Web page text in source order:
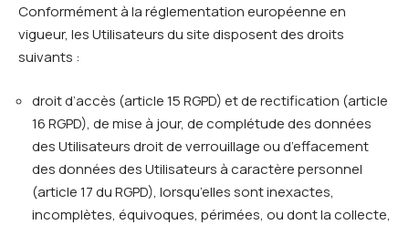
Conformément à la réglementation européenne en
vigueur, les Utilisateurs du site disposent des droits
suivants :
droit d’accès (article 15 RGPD) et de rectification (article
16 RGPD), de mise à jour, de complétude des données
des Utilisateurs droit de verrouillage ou d’effacement
des données des Utilisateurs à caractère personnel
(article 17 du RGPD), lorsqu’elles sont inexactes,
incomplètes, équivoques, périmées, ou dont la collecte,